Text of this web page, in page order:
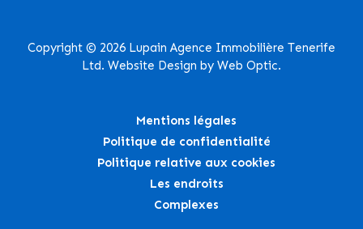
Copyright © 2026 Lupain Agence Immobilière Tenerife
Ltd. Website Design by Web Optic.
Mentions légales
Politique de confidentialité
Politique relative aux cookies
Les endroits
Complexes